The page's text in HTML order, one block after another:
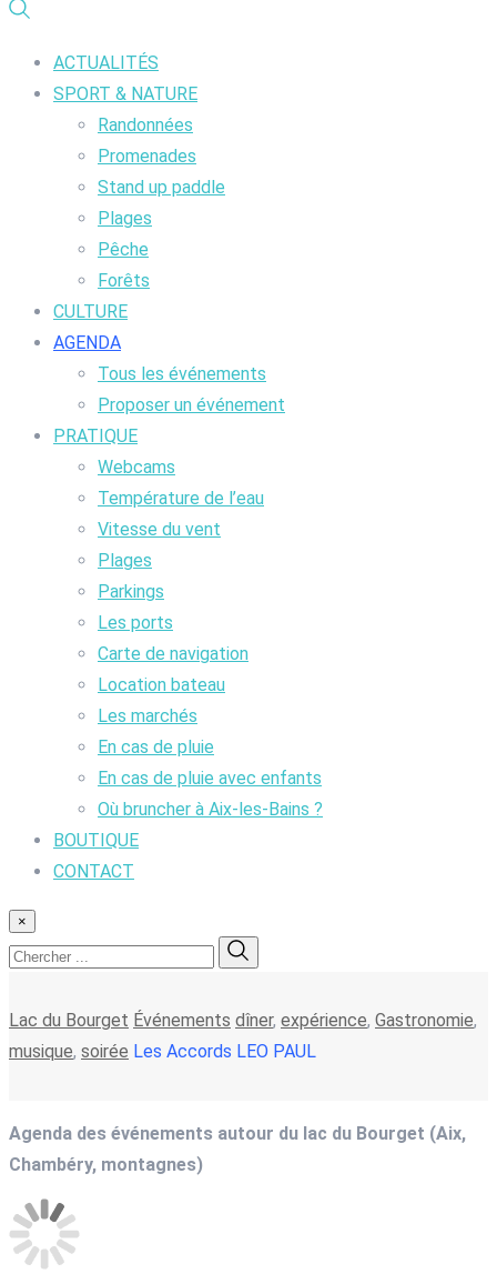
ACTUALITÉS
SPORT & NATURE
Randonnées
Promenades
Stand up paddle
Plages
Pêche
Forêts
CULTURE
AGENDA
Tous les événements
Proposer un événement
PRATIQUE
Webcams
Température de l’eau
Vitesse du vent
Plages
Parkings
Les ports
Carte de navigation
Location bateau
Les marchés
En cas de pluie
En cas de pluie avec enfants
Où bruncher à Aix-les-Bains ?
BOUTIQUE
CONTACT
×
Lac du Bourget Événements dîner, expérience, Gastronomie,
musique, soirée Les Accords LEO PAUL
Agenda des événements autour du lac du Bourget (Aix,
Chambéry, montagnes)